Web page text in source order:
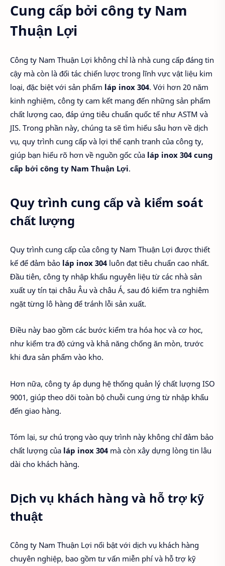
Cung cấp bởi công ty Nam
Thuận Lợi
Công ty Nam Thuận Lợi không chỉ là nhà cung cấp đáng tin
cậy mà còn là đối tác chiến lược trong lĩnh vực vật liệu kim
loại, đặc biệt với sản phẩm láp inox 304. Với hơn 20 năm
kinh nghiệm, công ty cam kết mang đến những sản phẩm
chất lượng cao, đáp ứng tiêu chuẩn quốc tế như ASTM và
JIS. Trong phần này, chúng ta sẽ tìm hiểu sâu hơn về dịch
vụ, quy trình cung cấp và lợi thế cạnh tranh của công ty,
giúp bạn hiểu rõ hơn về nguồn gốc của láp inox 304 cung
cấp bởi công ty Nam Thuận Lợi.
Quy trình cung cấp và kiểm soát
chất lượng
Quy trình cung cấp của công ty Nam Thuận Lợi được thiết
kế để đảm bảo láp inox 304 luôn đạt tiêu chuẩn cao nhất.
Đầu tiên, công ty nhập khẩu nguyên liệu từ các nhà sản
xuất uy tín tại châu Âu và châu Á, sau đó kiểm tra nghiêm
ngặt từng lô hàng để tránh lỗi sản xuất.
Điều này bao gồm các bước kiểm tra hóa học và cơ học,
như kiểm tra độ cứng và khả năng chống ăn mòn, trước
khi đưa sản phẩm vào kho.
Hơn nữa, công ty áp dụng hệ thống quản lý chất lượng ISO
9001, giúp theo dõi toàn bộ chuỗi cung ứng từ nhập khẩu
đến giao hàng.
Tóm lại, sự chú trọng vào quy trình này không chỉ đảm bảo
chất lượng của láp inox 304 mà còn xây dựng lòng tin lâu
dài cho khách hàng.
Dịch vụ khách hàng và hỗ trợ kỹ
thuật
Công ty Nam Thuận Lợi nổi bật với dịch vụ khách hàng
chuyên nghiệp, bao gồm tư vấn miễn phí và hỗ trợ kỹ